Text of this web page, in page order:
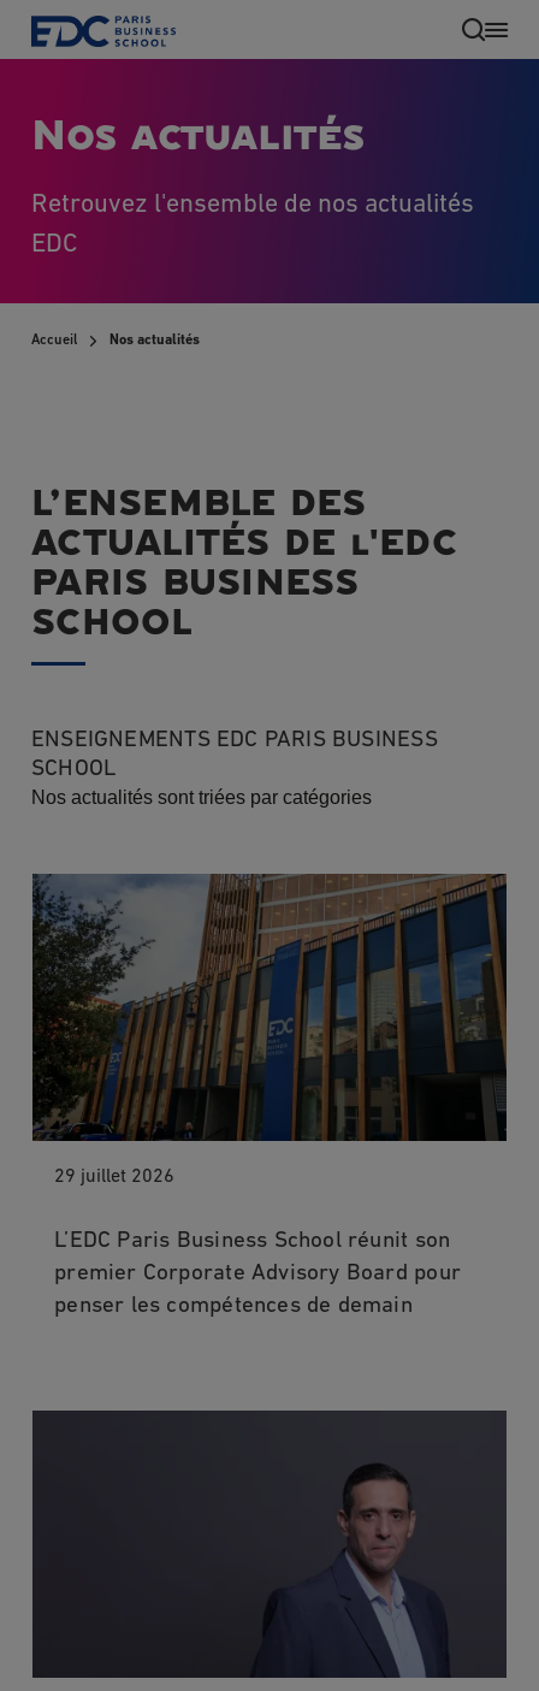
Aller
Nos actualités
Retrouvez l'ensemble de nos actualités
EDC
Accueil Nos actualités
L’ENSEMBLE DES
ACTUALITÉS DE l'EDC
PARIS BUSINESS
SCHOOL
ENSEIGNEMENTS EDC PARIS BUSINESS
SCHOOL
Nos actualités sont triées par catégories
29 juillet 2026
L’EDC Paris Business School réunit son
premier Corporate Advisory Board pour
penser les compétences de demain